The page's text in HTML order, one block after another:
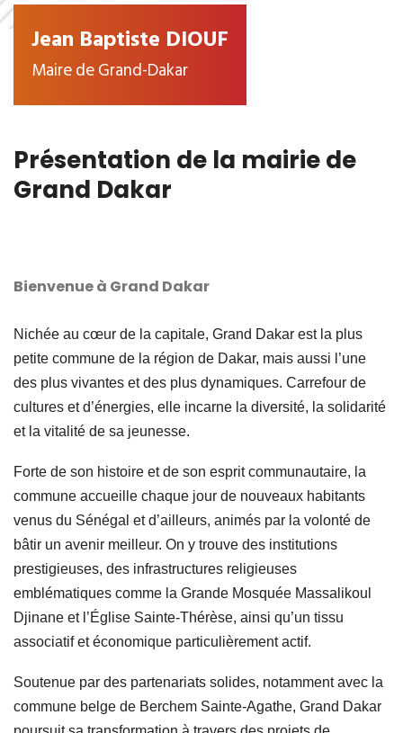
Jean Baptiste DIOUF
Maire de Grand-Dakar
Présentation de la mairie de
Grand Dakar
Bienvenue à Grand Dakar
Nichée au cœur de la capitale, Grand Dakar est la plus
petite commune de la région de Dakar, mais aussi l’une
des plus vivantes et des plus dynamiques. Carrefour de
cultures et d’énergies, elle incarne la diversité, la solidarité
et la vitalité de sa jeunesse.
Forte de son histoire et de son esprit communautaire, la
commune accueille chaque jour de nouveaux habitants
venus du Sénégal et d’ailleurs, animés par la volonté de
bâtir un avenir meilleur. On y trouve des institutions
prestigieuses, des infrastructures religieuses
emblématiques comme la Grande Mosquée Massalikoul
Djinane et l’Église Sainte-Thérèse, ainsi qu’un tissu
associatif et économique particulièrement actif.
Soutenue par des partenariats solides, notamment avec la
commune belge de Berchem Sainte-Agathe, Grand Dakar